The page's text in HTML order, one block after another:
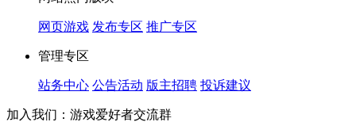
网页游戏 发布专区 推广专区
管理专区
站务中心 公告活动 版主招聘 投诉建议
加入我们：游戏爱好者交流群